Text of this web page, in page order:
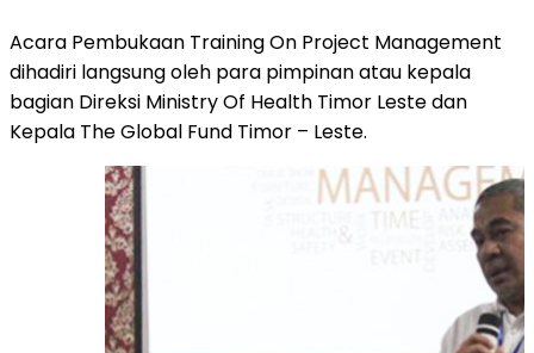
Acara Pembukaan Training On Project Management
dihadiri langsung oleh para pimpinan atau kepala
bagian Direksi Ministry Of Health Timor Leste dan
Kepala The Global Fund Timor – Leste.